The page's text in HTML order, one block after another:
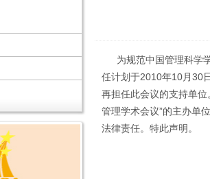
为规范中国管理科学
任计划于2010年10月30
再担任此会议的支持单
管理学术会议”的主办单
法律责任。特此声明。